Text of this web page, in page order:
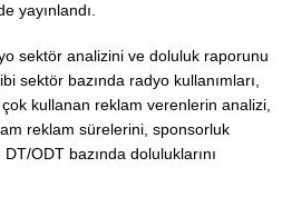
yayınlandı.
sektör analizini ve doluluk raporunu
sektör bazında radyo kullanımları,
kullanan reklam verenlerin analizi,
reklam sürelerini, sponsorluk
DT/ODT bazında doluluklarını